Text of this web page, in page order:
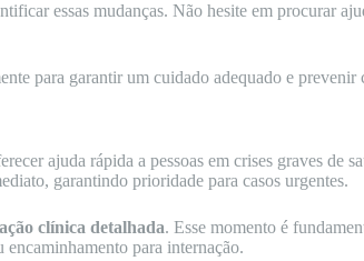
essas mudanças. Não hesite em procurar
para garantir um cuidado adequado e prevenir
ajuda rápida a pessoas em crises graves de
garantindo prioridade para casos urgentes.
clínica detalhada. Esse momento é
para internação.